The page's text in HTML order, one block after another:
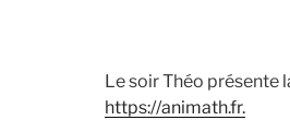
Le soir Théo présente
https://animath.fr.